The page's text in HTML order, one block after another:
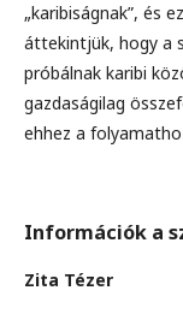
„karibiságnak”, és
áttekintjük, hogy a
próbálnak karibi
gazdaságilag
ehhez a
Információk a
Zita Tézer